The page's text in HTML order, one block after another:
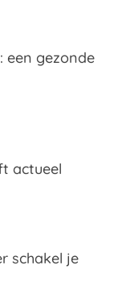
een gezonde
actueel
schakel je